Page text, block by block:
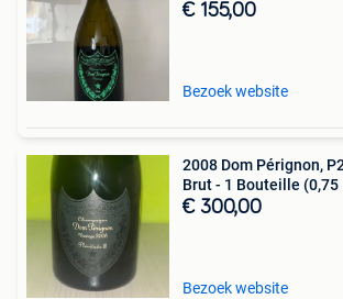
€ 155,00
Bezoek website
2008 Dom Pérignon,
Brut - 1 Bouteille (0,75
€ 300,00
Bezoek website